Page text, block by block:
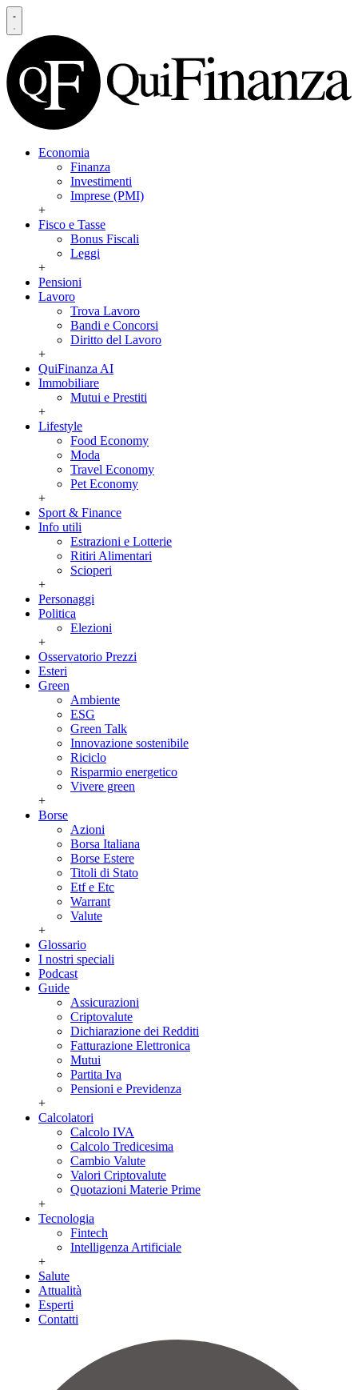
Economia
Finanza
Investimenti
Imprese (PMI)
+
Fisco e Tasse
Bonus Fiscali
Leggi
+
Pensioni
Lavoro
Trova Lavoro
Bandi e Concorsi
Diritto del Lavoro
+
QuiFinanza AI
Immobiliare
Mutui e Prestiti
+
Lifestyle
Food Economy
Moda
Travel Economy
Pet Economy
+
Sport & Finance
Info utili
Estrazioni e Lotterie
Ritiri Alimentari
Scioperi
+
Personaggi
Politica
Elezioni
+
Osservatorio Prezzi
Esteri
Green
Ambiente
ESG
Green Talk
Innovazione sostenibile
Riciclo
Risparmio energetico
Vivere green
+
Borse
Azioni
Borsa Italiana
Borse Estere
Titoli di Stato
Etf e Etc
Warrant
Valute
+
Glossario
I nostri speciali
Podcast
Guide
Assicurazioni
Criptovalute
Dichiarazione dei Redditi
Fatturazione Elettronica
Mutui
Partita Iva
Pensioni e Previdenza
+
Calcolatori
Calcolo IVA
Calcolo Tredicesima
Cambio Valute
Valori Criptovalute
Quotazioni Materie Prime
+
Tecnologia
Fintech
Intelligenza Artificiale
+
Salute
Attualità
Esperti
Contatti